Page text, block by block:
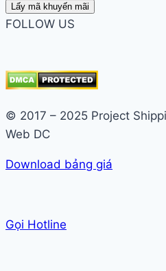
Lấy mã khuyến mãi
FOLLOW US
© 2017 – 2025 Project
Web DC
Download bảng giá
Gọi Hotline